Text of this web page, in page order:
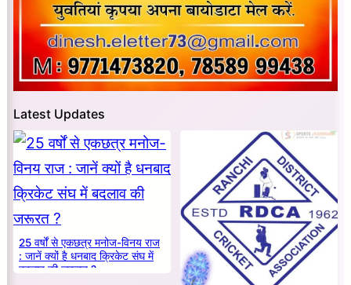
Latest Updates
25 वर्षों से एकछत्र मनोज-विनय राज
: जानें क्यों है धनबाद क्रिकेट संघ में
बदलाव की जरूरत ?